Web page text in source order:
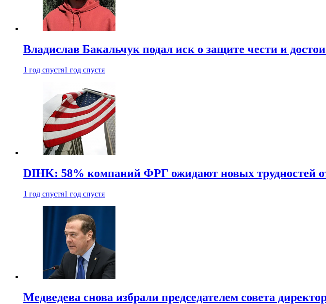
Владислав Бакальчук подал иск о защите чести и
1 год спустя1 год спустя
DIHK: 58% компаний ФРГ ожидают новых трудностей
1 год спустя1 год спустя
Медведева снова избрали председателем совета